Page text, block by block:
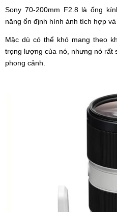
Sony 70-200mm F2.8 là ống
năng ổn định hình ảnh tích hợp
Mặc dù có thể khó mang theo
trọng lượng của nó, nhưng nó rất
phong cảnh.